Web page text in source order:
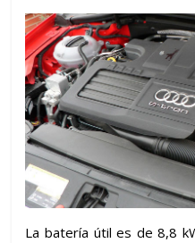
La batería útil es de 8,8